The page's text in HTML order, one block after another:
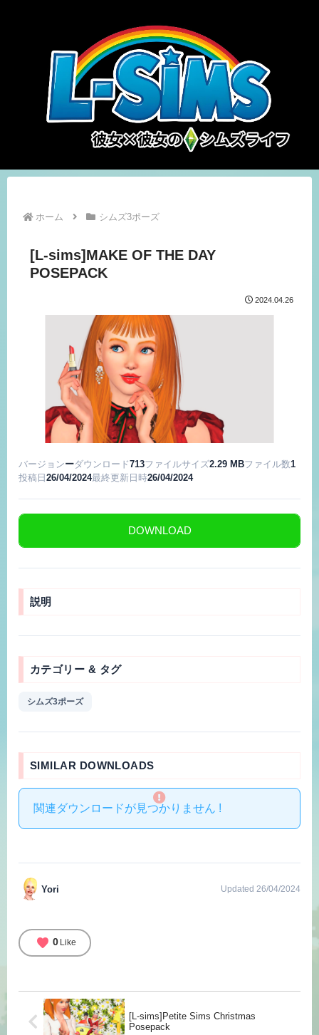
ホーム シムズ3ポーズ
[L-sims]MAKE OF THE DAY
POSEPACK
2024.04.26
バージョンーダウンロード713ファイルサイズ2.29 MBファイル数1
投稿日 26/04/2024最終更新日時26/04/2024
DOWNLOAD
説明
カテゴリー & タグ
シムズ3ポーズ
SIMILAR DOWNLOADS
関連ダウンロードが見つかりません !
Yori Updated 26/04/2024
favorite 0 Like
[L-sims]Petite Sims Christmas
Posepack